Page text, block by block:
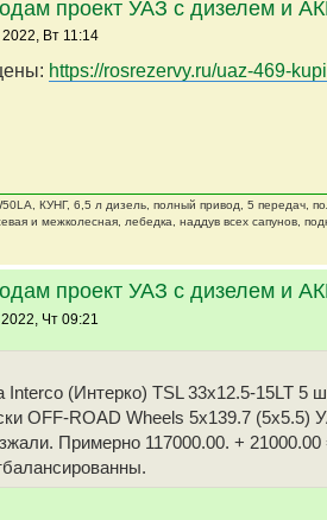
проект УАЗ с дизелем и
Вт 11:14
https://rosrezervy.ru/uaz-469-
КУНГ, 6,5 л дизель, полный привод, 5 передач,
и межколесная, лебедка, наддув всех сапунов,
проект УАЗ с дизелем и
Чт 09:21
Interco (Интерко) TSL 33x12.5-15LT 5
OFF-ROAD Wheels 5x139.7 (5x5.5)
Примерно 117000.00. + 21000.00